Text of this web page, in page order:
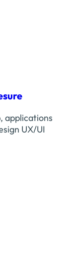
applications
UX/UI